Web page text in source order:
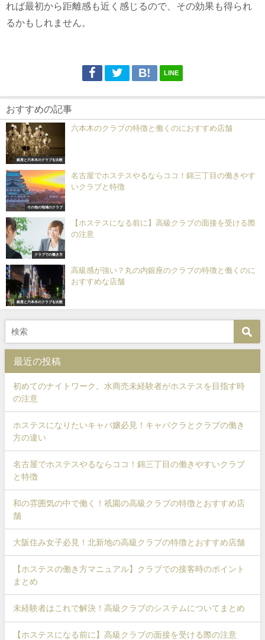
れば最初から距離感も近く感じるので、その効果も得られ
るかもしれません。
LINE
おすすめの記事
銀座と六本木のクラブを比較
六本木のクラブの特徴と働くのにおすすめ店舗
その他の地域のクラブ
名古屋でホステスやるならココ！錦三丁目の働きやす
いクラブと特徴
クラブでの働き方
【ホステスになる前に】高級クラブの面接を受ける際
の注意
銀座と六本木のクラブを比較
高級感が強い？丸の内銀座のクラブの特徴と働くのに
おすすめな店舗
最近の投稿
初めてのナイトワーク。水商売未経験者がホステスを目指す時
の注意
ホステスになりたいキャバ嬢必見！キャバクラとクラブの働き
方の違い
名古屋でホステスやるならココ！錦三丁目の働きやすいクラブ
と特徴
和の雰囲気の中で働く！祇園の高級クラブの特徴とおすすめ店
舗
大阪住み女子必見！北新地の高級クラブの特徴とおすすめ店舗
【ホステスの働き方マニュアル】クラブでの接客時のポイント
まとめ
未経験者はこれで解決！高級クラブのシステムについてまとめ
【ホステスになる前に】高級クラブの面接を受ける際の注意